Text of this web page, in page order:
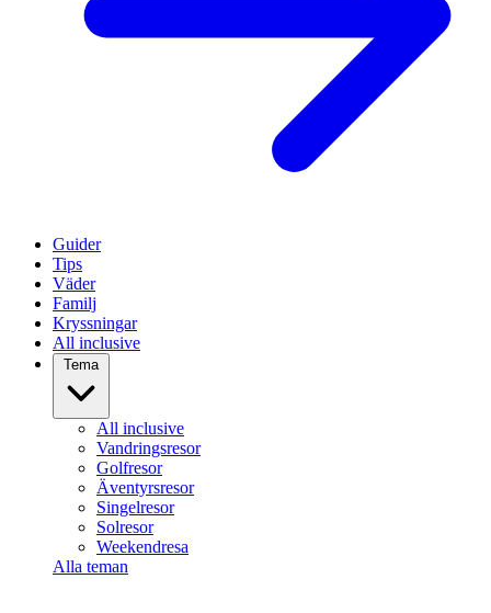
Guider
Tips
Väder
Familj
Kryssningar
All inclusive
Tema
All inclusive
Vandringsresor
Golfresor
Äventyrsresor
Singelresor
Solresor
Weekendresa
Alla teman